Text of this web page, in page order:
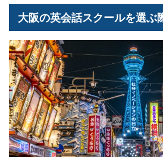
大阪の英会話スクールを選ぶ